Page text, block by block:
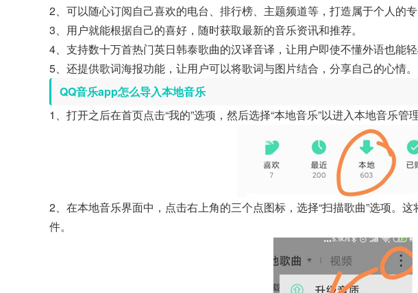
2、可以随心订阅自己喜欢的电台、排行榜、主题频道等，打造属于个人的专
3、用户就能根据自己的喜好，随时获取最新的音乐资讯和推荐。
4、支持数十万首热门英日韩泰歌曲的汉译音译，让用户即使不懂外语也能轻
5、还提供歌词海报功能，让用户可以将歌词与图片结合，分享自己的心情。
QQ音乐app怎么导入本地音乐
1、打开之后在首页点击“我的”选项，然后选择“本地音乐”以进入本地音乐管理
2、在本地音乐界面中，点击右上角的三个点图标，选择“扫描歌曲”选项。
件。